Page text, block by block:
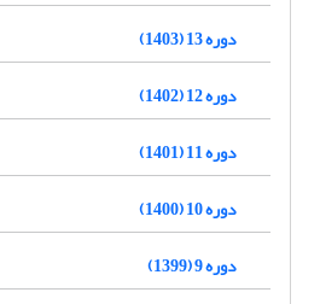
دوره 13 (1403)
دوره 12 (1402)
دوره 11 (1401)
دوره 10 (1400)
دوره 9 (1399)